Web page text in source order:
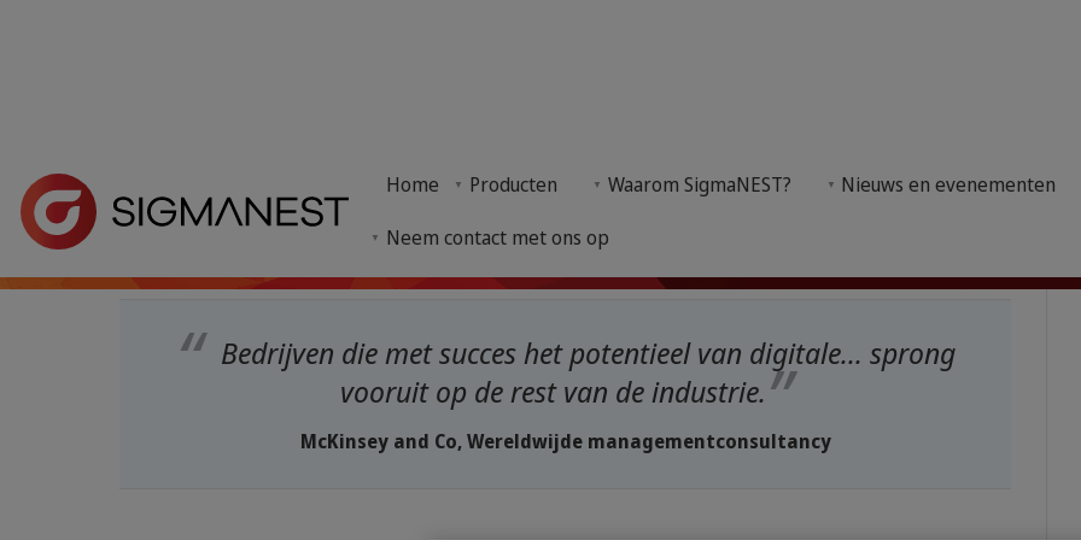
Home Producten Waarom SigmaNEST?
Nieuws en evenementen
Neem contact met ons op
Home> Nieuws en evenementen > > Feedback over de winkelvloer
Digitale oplossingen hebben het potentieel om bedrijven in de metaalindustrie te helpen hun
Feedback over de winkelvloer
Bedrijven die met succes het potentieel van digitale... sprong
vooruit op de rest van de industrie.
McKinsey and Co, Wereldwijde managementconsultancy